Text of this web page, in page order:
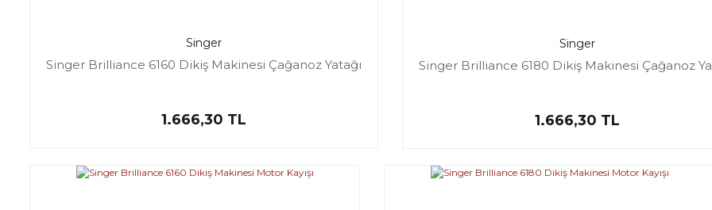
Singer
Singer Brilliance 6160 Dikiş Makinesi Çağanoz Yatağı
1.666,30 TL
Singer
Singer Brilliance 6180 Dikiş Makinesi Çağanoz
1.666,30 TL